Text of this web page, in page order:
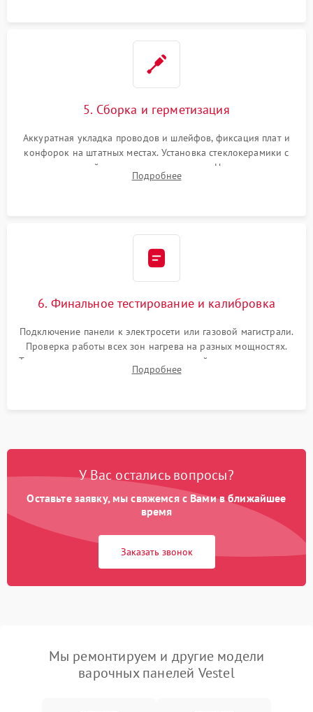
5. Сборка и герметизация
Аккуратная укладка проводов и шлейфов, фиксация плат и
конфорок на штатных местах. Установка стеклокерамики с
проверкой равномерности зазоров. Нанесение
термостойкого герметика или укладка уплотнительной
Подробнее
6. Финальное тестирование и калибровка
Подключение панели к электросети или газовой магистрали.
Проверка работы всех зон нагрева на разных мощностях.
Тестирование сенсорного управления, таймера, индикаторов
остаточного тепла и систем защиты от перегрева.
Подробнее
У Вас остались вопросы?
Оставьте заявку, мы свяжемся с Вами в ближайшее
время
Заказать звонок
Мы ремонтируем и другие модели
варочных панелей Vestel